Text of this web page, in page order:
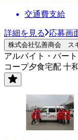
交通費支給
詳細を見る 応募画
株式会社弘善商会 ス
アルバイト・パート
コープ夕食宅配 十